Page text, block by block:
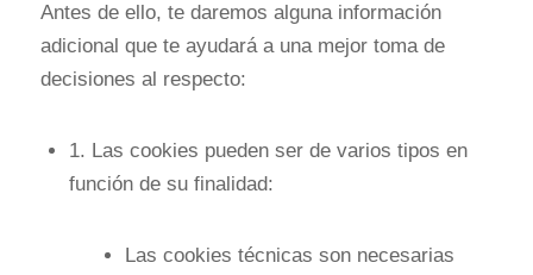
Antes de ello, te daremos alguna información
adicional que te ayudará a una mejor toma de
decisiones al respecto:
1. Las cookies pueden ser de varios tipos en
función de su finalidad:
Las cookies técnicas son necesarias